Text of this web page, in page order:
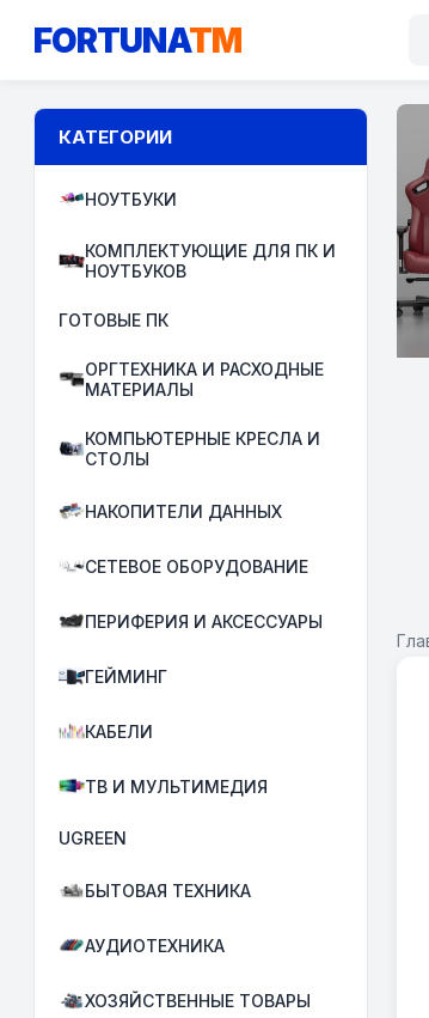
FORTUNATM
КАТЕГОРИИ
НОУТБУКИ
КОМПЛЕКТУЮЩИЕ ДЛЯ ПК И
НОУТБУКОВ
ГОТОВЫЕ ПК
ОРГТЕХНИКА И РАСХОДНЫЕ
МАТЕРИАЛЫ
КОМПЬЮТЕРНЫЕ КРЕСЛА И
СТОЛЫ
НАКОПИТЕЛИ ДАННЫХ
СЕТЕВОЕ ОБОРУДОВАНИЕ
ПЕРИФЕРИЯ И АКСЕССУАРЫ
ГЕЙМИНГ
КАБЕЛИ
ТВ И МУЛЬТИМЕДИЯ
UGREEN
БЫТОВАЯ ТЕХНИКА
АУДИОТЕХНИКА
ХОЗЯЙСТВЕННЫЕ ТОВАРЫ